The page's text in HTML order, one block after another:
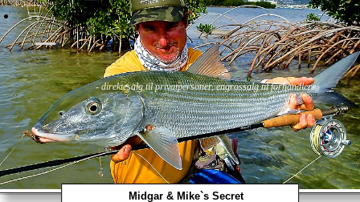
Fluer Fluefiske Fluebinding Kurs & Guiding
- direktesalg til privatpersoner, engrossalg til forhandlere
Midgar & Mike`s Secret